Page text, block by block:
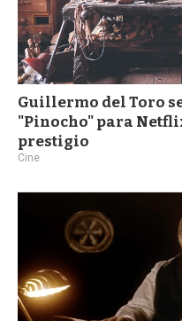
Guillermo del Toro
"Pinocho" para
prestigio
Cine